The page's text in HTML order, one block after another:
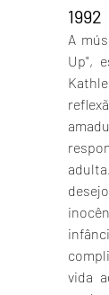
1992
A
Up",
vida